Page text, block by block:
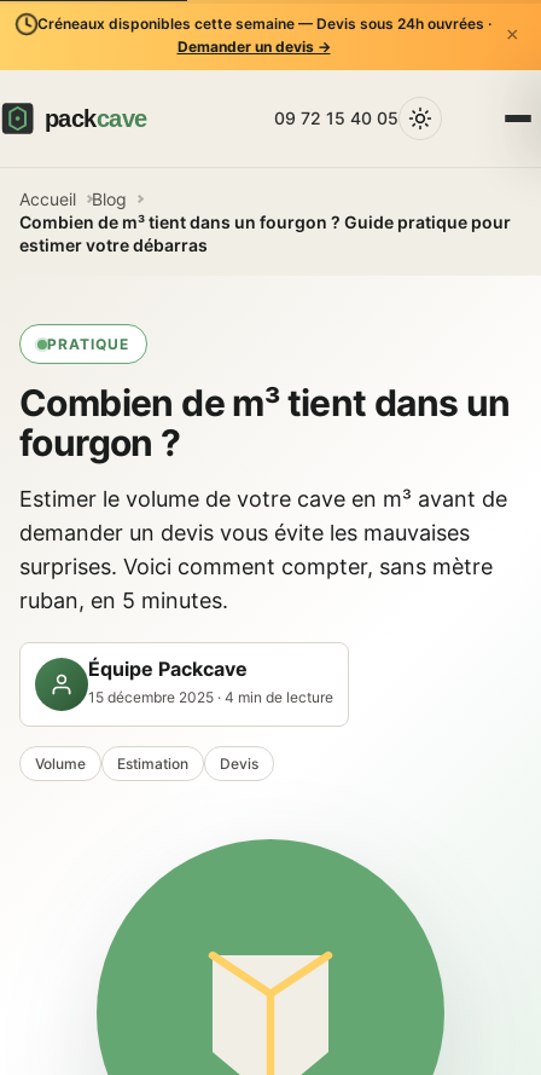
Créneaux disponibles cette semaine — Devis sous 24h ouvrées ·
Demander un devis →
×
09 72 15 40 05
Accueil
Blog
Combien de m³ tient dans un fourgon ? Guide pratique pour
estimer votre débarras
PRATIQUE
Combien de m³ tient dans un
fourgon ?
Estimer le volume de votre cave en m³ avant de
demander un devis vous évite les mauvaises
surprises. Voici comment compter, sans mètre
ruban, en 5 minutes.
Équipe Packcave
15 décembre 2025 · 4 min de lecture
Volume Estimation Devis